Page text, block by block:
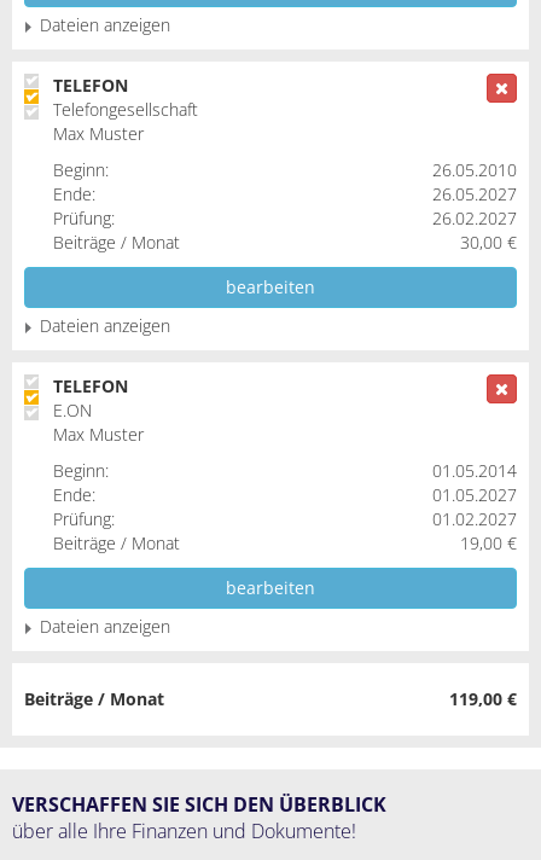
Dateien anzeigen
TELEFON
Telefongesellschaft
Max Muster
Beginn:
26.05.2010
Ende:
26.05.2027
Prüfung:
26.02.2027
Beiträge / Monat
30,00 €
bearbeiten
Dateien anzeigen
TELEFON
E.ON
Max Muster
Beginn:
01.05.2014
Ende:
01.05.2027
Prüfung:
01.02.2027
Beiträge / Monat
19,00 €
bearbeiten
Dateien anzeigen
Beiträge / Monat 119,00 €
VERSCHAFFEN SIE SICH DEN ÜBERBLICK
über alle Ihre Finanzen und Dokumente!